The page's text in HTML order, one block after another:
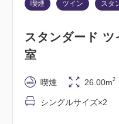
喫煙 ツイン スタ
スタンダード
室
喫煙 26.00m2
シングルサイズ×2